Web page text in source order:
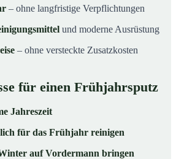
– ohne langfristige Verpflichtungen
und moderne Ausrüstung
– ohne versteckte Zusatzkosten
für einen Frühjahrsputz
Jahreszeit
für das Frühjahr reinigen
auf Vordermann bringen